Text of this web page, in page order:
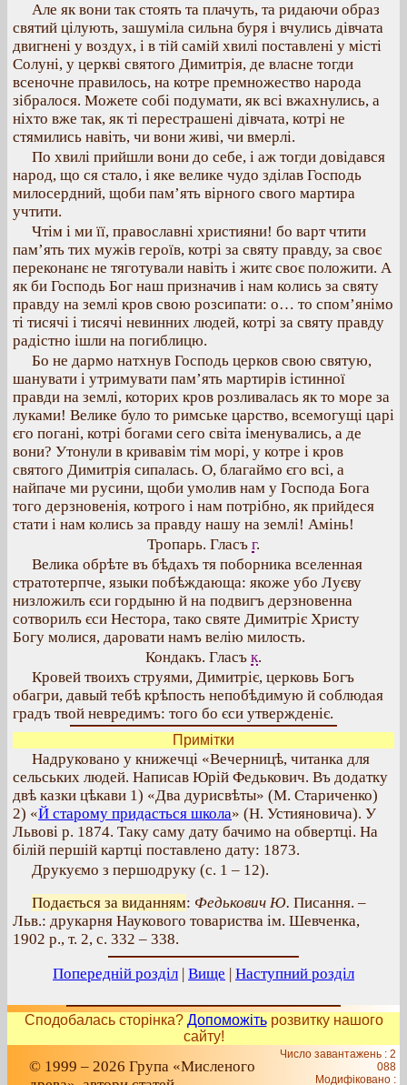
Але як вони так стоять та плачуть, та ридаючи образ
святий цілують, зашуміла сильна буря і вчулись дівчата
двигнені у воздух, і в тій самій хвилі поставлені у місті
Солуні, у церкві святого Димитрія, де власне тогди
всеночне правилось, на котре премножество народа
зібралося. Можете собі подумати, як всі вжахнулись, а
ніхто вже так, як ті перестрашені дівчата, котрі не
стямились навіть, чи вони живі, чи вмерлі.
По хвилі прийшли вони до себе, і аж тогди довідався
народ, що ся стало, і яке велике чудо зділав Господь
милосердний, щоби пам’ять вірного свого мартира
учтити.
Чтім і ми її, православні християни! бо варт чтити
пам’ять тих мужів героїв, котрі за святу правду, за своє
переконанє не тяготували навіть і житє своє положити. А
як би Господь Бог наш призначив і нам колись за святу
правду на землі кров свою розсипати: о… то спом’янімо
ті тисячі і тисячі невинних людей, котрі за святу правду
радістно ішли на погиблицю.
Бо не дармо натхнув Господь церков свою святую,
шанувати і утримувати пам’ять мартирів істинної
правди на землі, которих кров розливалась як то море за
луками! Велике було то римське царство, всемогущі царі
єго погані, котрі богами сего світа іменувались, а де
вони? Утонули в кривавім тім морі, у котре і кров
святого Димитрія сипалась. О, благаймо єго всі, а
найпаче ми русини, щоби умолив нам у Господа Бога
того дерзновенія, котрого і нам потрібно, як прийдеся
стати і нам колись за правду нашу на землі! Амінь!
Тропарь. Гласъ г.
Велика обрѣте въ бѣдахъ тя поборника вселенная
стратотерпче, языки побѣждающа: якоже убо Луєву
низложилъ єси гордыню й на подвигъ дерзновенна
сотворилъ єси Нестора, тако святе Димитріє Христу
Богу молися, даровати намъ велію милость.
Кондакъ. Гласъ к.
Кровей твоихъ струями, Димитріє, церковь Богъ
обагри, давый тебѣ крѣпость непобѣдимую й соблюдая
градъ твой невредимъ: того бо єси утвержденіє.
Примітки
Надруковано у книжечці «Вечерницѣ, читанка для
сельських людей. Написав Юрій Федькович. Въ додатку
двѣ казки цѣкави 1) «Два дурисвѣты» (М. Стариченко)
2) «Й старому придасться школа» (Н. Устияновича). У
Львові р. 1874. Таку саму дату бачимо на обвертці. На
білій першій картці поставлено дату: 1873.
Друкуємо з першодруку (с. 1 – 12).
Подається за виданням: Федькович Ю. Писання. –
Льв.: друкарня Наукового товариства ім. Шевченка,
1902 р., т. 2, с. 332 – 338.
Попередній розділ | Вище | Наступний розділ
Сподобалась сторінка? Допоможітьрозвитку нашого
сайту!
© 1999 – 2026 Група «Мисленого
Число завантажень : 2
088
Модифіковано :